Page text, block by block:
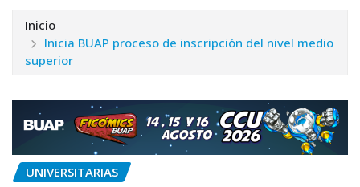
Inicio
Inicia BUAP proceso de inscripción del nivel medio
superior
UNIVERSITARIAS